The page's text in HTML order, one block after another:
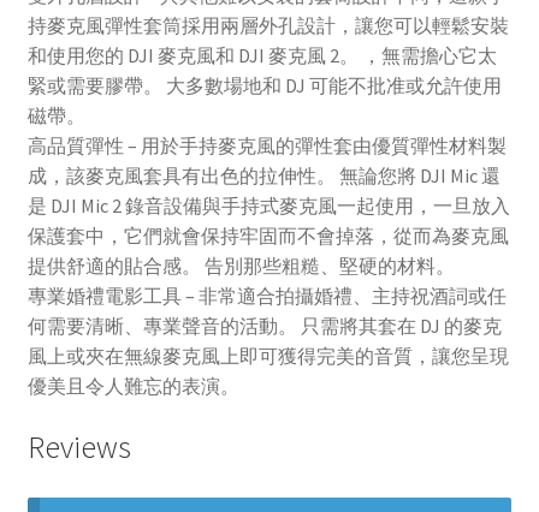
持麥克風彈性套筒採用兩層外孔設計，讓您可以輕鬆安裝
和使用您的 DJI 麥克風和 DJI 麥克風 2。 ，無需擔心它太
緊或需要膠帶。 大多數場地和 DJ 可能不批准或允許使用
磁帶。
高品質彈性 – 用於手持麥克風的彈性套由優質彈性材料製
成，該麥克風套具有出色的拉伸性。 無論您將 DJI Mic 還
是 DJI Mic 2 錄音設備與手持式麥克風一起使用，一旦放入
保護套中，它們就會保持牢固而不會掉落，從而為麥克風
提供舒適的貼合感。 告別那些粗糙、堅硬的材料。
專業婚禮電影工具 – 非常適合拍攝婚禮、主持祝酒詞或任
何需要清晰、專業聲音的活動。 只需將其套在 DJ 的麥克
風上或夾在無線麥克風上即可獲得完美的音質，讓您呈現
優美且令人難忘的表演。
Reviews